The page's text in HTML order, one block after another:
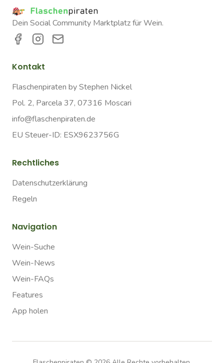
Dein Social Community Marktplatz für Wein.
Kontakt
Flaschenpiraten by Stephen Nickel
Pol. 2, Parcela 37, 07316 Moscari
info@flaschenpiraten.de
EU Steuer-ID: ESX9623756G
Rechtliches
Datenschutzerklärung
Regeln
Navigation
Wein-Suche
Wein-News
Wein-FAQs
Features
App holen